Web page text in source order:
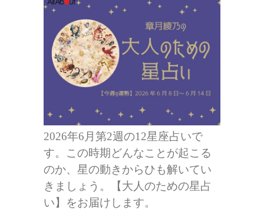
2026年6月第2週の12星座占いで
す。この時期どんなことが起こる
のか、星の動きからひも解いてい
きましょう。【大人のための星占
い】をお届けします。